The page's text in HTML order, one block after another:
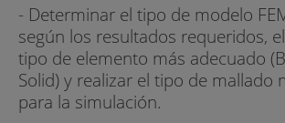
- Determinar el tipo de modelo
según los resultados requeridos,
tipo de elemento más adecuado
Solid) y realizar el tipo de mallado
para la simulación.